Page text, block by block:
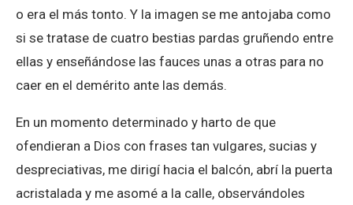
o era el más tonto. Y la imagen se me antojaba como
si se tratase de cuatro bestias pardas gruñendo entre
ellas y enseñándose las fauces unas a otras para no
caer en el demérito ante las demás.
En un momento determinado y harto de que
ofendieran a Dios con frases tan vulgares, sucias y
despreciativas, me dirigí hacia el balcón, abrí la puerta
acristalada y me asomé a la calle, observándoles